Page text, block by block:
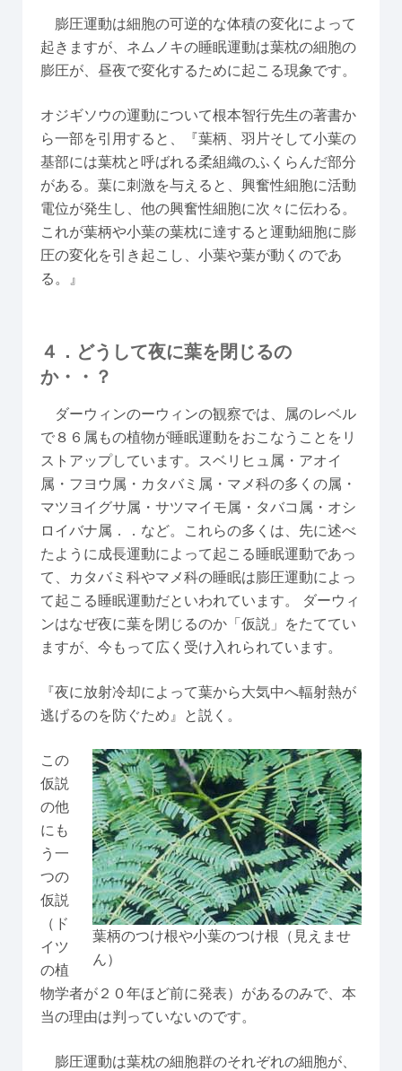
膨圧運動は細胞の可逆的な体積の変化によって
起きますが、ネムノキの睡眠運動は葉枕の細胞の
膨圧が、昼夜で変化するために起こる現象です。
オジギソウの運動について根本智行先生の著書か
ら一部を引用すると、『葉柄、羽片そして小葉の
基部には葉枕と呼ばれる柔組織のふくらんだ部分
がある。葉に刺激を与えると、興奮性細胞に活動
電位が発生し、他の興奮性細胞に次々に伝わる。
これが葉柄や小葉の葉枕に達すると運動細胞に膨
圧の変化を引き起こし、小葉や葉が動くのであ
る。』
４．どうして夜に葉を閉じるの
か・・？
ダーウィンのーウィンの観察では、属のレベル
で８６属もの植物が睡眠運動をおこなうことをリ
ストアップしています。スベリヒュ属・アオイ
属・フヨウ属・カタバミ属・マメ科の多くの属・
マツヨイグサ属・サツマイモ属・タバコ属・オシ
ロイバナ属．．など。これらの多くは、先に述べ
たように成長運動によって起こる睡眠運動であっ
て、カタバミ科やマメ科の睡眠は膨圧運動によっ
て起こる睡眠運動だといわれています。 ダーウィ
ンはなぜ夜に葉を閉じるのか「仮説」をたててい
ますが、今もって広く受け入れられています。
『夜に放射冷却によって葉から大気中へ輻射熱が
逃げるのを防ぐため』と説く。
葉柄のつけ根や小葉のつけ根（見えませ
ん）
この
仮説
の他
にも
う一
つの
仮説
（ド
イツ
の植
物学者が２０年ほど前に発表）があるのみで、本
当の理由は判っていないのです。
膨圧運動は葉枕の細胞群のそれぞれの細胞が、